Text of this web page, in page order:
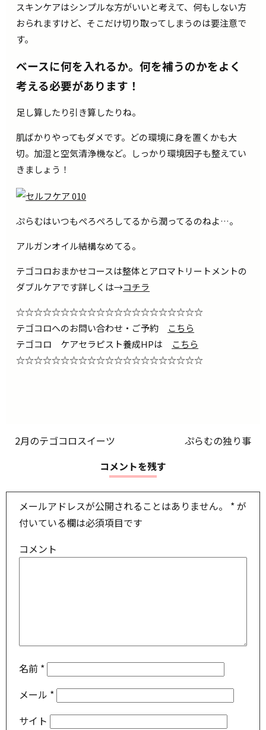
スキンケアはシンプルな方がいいと考えて、何もしない方
おられますけど、そこだけ切り取ってしまうのは要注意で
す。
ベースに何を入れるか。何を補うのかをよく
考える必要があります！
足し算したり引き算したりね。
肌ばかりやってもダメです。どの環境に身を置くかも大
切。加湿と空気清浄機など。しっかり環境因子も整えてい
きましょう！
ぷらむはいつもぺろぺろしてるから潤ってるのねよ…。
アルガンオイル結構なめてる。
テゴコロおまかせコースは整体とアロマトリートメントの
ダブルケアです詳しくは→コチラ
☆☆☆☆☆☆☆☆☆☆☆☆☆☆☆☆☆☆☆☆☆
テゴコロへのお問い合わせ・ご予約 こちら
テゴコロ ケアセラピスト養成HPは こちら
☆☆☆☆☆☆☆☆☆☆☆☆☆☆☆☆☆☆☆☆☆
2月のテゴコロスイーツ
ぷらむの独り事
コメントを残す
メールアドレスが公開されることはありません。 *が
付いている欄は必須項目です
コメント
名前 *
メール *
サイト